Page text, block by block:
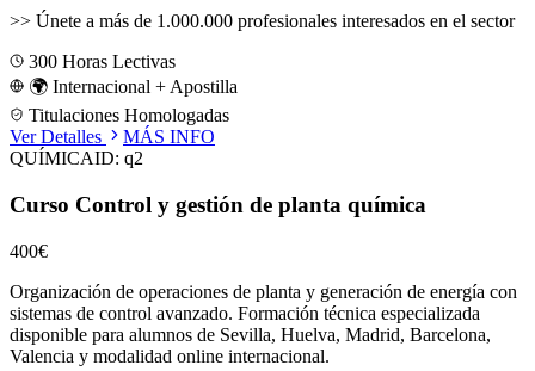
>> Únete a más de 1.000.000 profesionales interesados en el sector
300 Horas Lectivas
🌍 Internacional + Apostilla
Titulaciones Homologadas
Ver Detalles
MÁS INFO
QUÍMICAID: q2
Curso Control y gestión de planta química
400€
Organización de operaciones de planta y generación de energía con
sistemas de control avanzado. Formación técnica especializada
disponible para alumnos de Sevilla, Huelva, Madrid, Barcelona,
Valencia y modalidad online internacional.